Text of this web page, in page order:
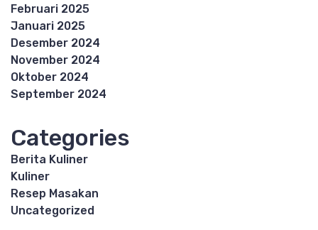
Februari 2025
Januari 2025
Desember 2024
November 2024
Oktober 2024
September 2024
Categories
Berita Kuliner
Kuliner
Resep Masakan
Uncategorized